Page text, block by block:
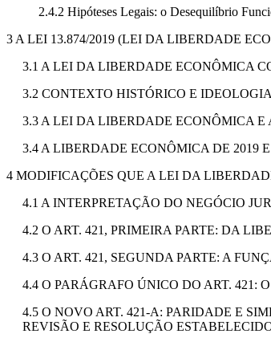
2.4.2 Hipóteses Legais: o Desequilíbrio
3 A LEI 13.874/2019 (LEI DA LIBERDADE
3.1 A LEI DA LIBERDADE ECONÔMICA
3.2 CONTEXTO HISTÓRICO E
3.3 A LEI DA LIBERDADE ECONÔMICA
3.4 A LIBERDADE ECONÔMICA DE 2019
4 MODIFICAÇÕES QUE A LEI DA
4.1 A INTERPRETAÇÃO DO NEGÓCIO
4.2 O ART. 421, PRIMEIRA PARTE: DA
4.3 O ART. 421, SEGUNDA PARTE: A
4.4 O PARÁGRAFO ÚNICO DO ART.
4.5 O NOVO ART. 421-A: PARIDADE E
REVISÃO E RESOLUÇÃO